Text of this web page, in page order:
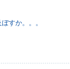
すか。。。